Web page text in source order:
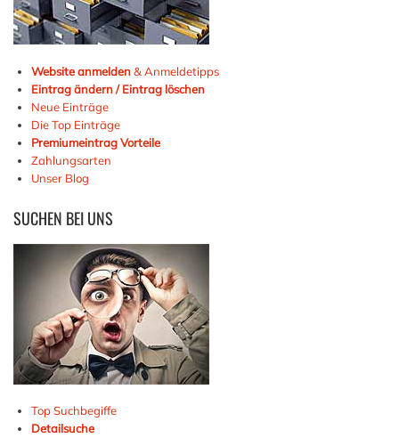
Website anmelden& Anmeldetipps
Eintrag ändern / Eintrag löschen
Neue Einträge
Die Top Einträge
Premiumeintrag Vorteile
Zahlungsarten
Unser Blog
SUCHEN BEI UNS
Top Suchbegiffe
Detailsuche